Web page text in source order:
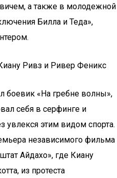
а также в молодежной
Билла и Теда»,
Ривз и Ривер Феникс
боевик «На гребне волны»,
себя в серфинге и
увлекся этим видом спорта.
независимого фильма
Айдахо», где Киану
из протеста